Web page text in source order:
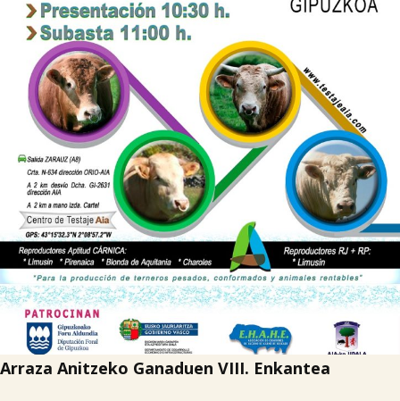
Iragarki-taula
Lursail Market
Arraza Anitzeko Ganaduen VIII. Enkantea